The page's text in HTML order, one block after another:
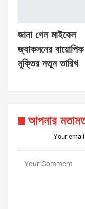
জানা গেল মাইকেল
জ্যাকসনের বায়োপিক
মুক্তির নতুন তারিখ
আপনার
Your